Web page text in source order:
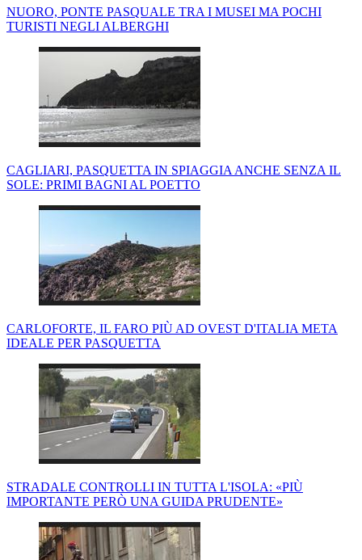
NUORO, PONTE PASQUALE TRA I MUSEI MA POCHI
TURISTI NEGLI ALBERGHI
CAGLIARI, PASQUETTA IN SPIAGGIA ANCHE SENZA IL
SOLE: PRIMI BAGNI AL POETTO
CARLOFORTE, IL FARO PIÙ AD OVEST D'ITALIA META
IDEALE PER PASQUETTA
STRADALE CONTROLLI IN TUTTA L'ISOLA: «PIÙ
IMPORTANTE PERÒ UNA GUIDA PRUDENTE»